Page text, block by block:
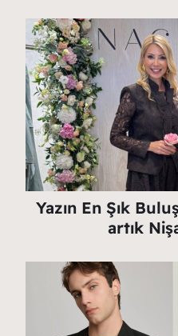
Yazın En Şık
artık